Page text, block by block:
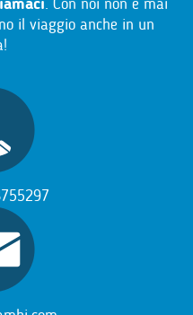
il viaggio anche in un